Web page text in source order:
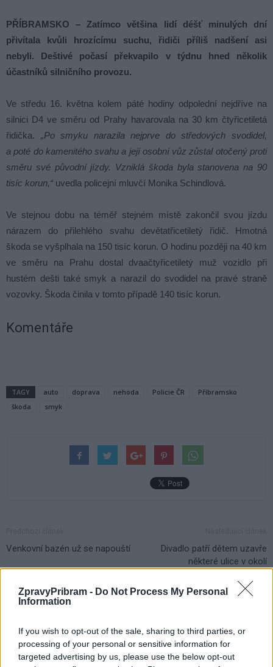
ZpravyPribram - Do Not Process My Personal
Information
If you wish to opt-out of the sale, sharing to third parties, or
processing of your personal or sensitive information for
targeted advertising by us, please use the below opt-out
PŘÍBRAMSKO – Zatímco většina lidí déšť minulých dní
přivítala kvůli hrozícímu suchu, řidiči příliš nadšení asi
nebyli. Deštivé počasí překvapilo v týdnu hned několik
účastníků silničního provozu.
Ve středu 16. května kolem páté hodiny odpolední nejdříve na
silnici D4 ve směru od Prahy havarovala na 30 km čtyřicetiletá
řidička. „Po smyku narazila nejprve do středových svodidel,
a poté do kamenitého svahu a její osobní vůz zůstal otočený proti
směru své původní jízdy. Vzniklá škoda byla stanovena na 90
tisíc korun,“ uvedla policejní mluvčí Monika Schindlová.
Ve stejnou dobu na téměř stejném místě zakončil svou jízdu
nárazem do přilehlého svahu devětatřicetiletý řidič. Hmotná
škoda se vyšplhala na 150 tisíc korun. O hodinu později na 40 km
ve směru na Prahu dostal dvaačtyřicetiletý muž vozidlo při
hustém dešti také smyk a narazil do svodidel na pravé straně
vozovky. Škoda činila v tomto případě 140 tisíc korun.
Komentáře
TAGY auto doprava nehoda Policie ČR
Příbramsko
škoda
smyk
Venkovní bazén už se napouští
Divadlo patří dětem uzavře
některé ulice v okolí
SOUVISEJÍCÍ ČLÁNKY
Vykradených aut na Příbramsku přibylo.